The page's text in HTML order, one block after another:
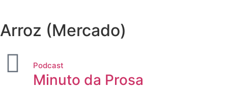
Arroz (Mercado)
Podcast
Minuto da Prosa